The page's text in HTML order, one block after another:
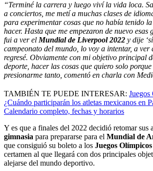
“Terminé la carrera y luego viví la vida loca.
a conciertos, me metí a muchas clases de
para experimentar cosas que no había tenido
hacer. Hasta que me empezaron de nuevo esas
fui a ver el Mundial de Liverpool 2022 y dije
campeonato del mundo, lo voy a intentar, a ver
regresé. Obviamente con mi objetivo principal
deporte, hacer las cosas que quiero solo
presionarme tanto, comentó en charla con
TAMBIÉN TE PUEDE INTERESAR: Juegos
¿Cuándo participarán los atletas mexicanos en
Calendario completo, fechas y horarios
Y es que a finales del 2022 decidió retomar sus
gimnasia para prepararse para el Mundial de
que consiguió su boleto a los Juegos
certamen al que llegará con dos principales
alejarse del mundo deportivo.